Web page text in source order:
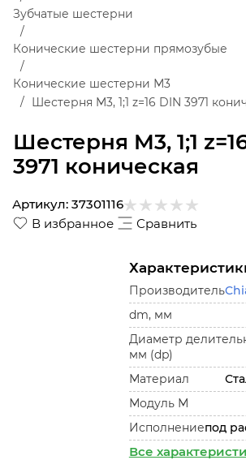
Шестерня M3, 1;1
3971 коническая
Зубчатые шестерни
Конические шестерни прямозубые
Конические шестерни М3
Шестерня M3, 1;1 z=16 DIN 3971
В избранное Сравнить
Артикул: 37301116
Производитель
dm, мм
Диаметр
мм (dp)
Материал
Модуль М
Исполнениепод
Все